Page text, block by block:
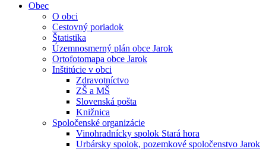
Obec
O obci
Cestovný poriadok
Štatistika
Územnosmerný plán obce Jarok
Ortofotomapa obce Jarok
Inštitúcie v obci
Zdravotníctvo
ZŠ a MŠ
Slovenská pošta
Knižnica
Spoločenské organizácie
Vinohradnícky spolok Stará hora
Urbársky spolok, pozemkové spoločenstvo Jarok